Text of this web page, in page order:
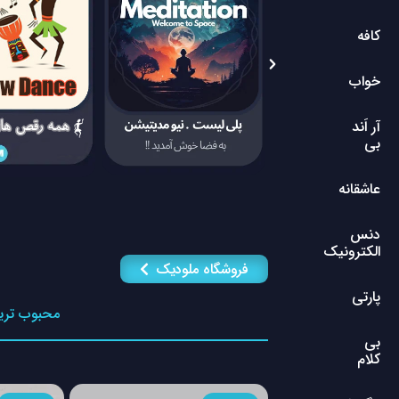
کافه
خواب
آر اَند
بی
عاشقانه
دنس
الکترونیک
پارتی
بی
کلام
فروشگاه ملودیک
محبوب